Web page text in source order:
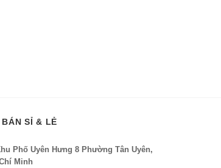
BÁN SỈ & LẺ
Phố Uyên Hưng 8 Phường Tân Uyên,
Minh